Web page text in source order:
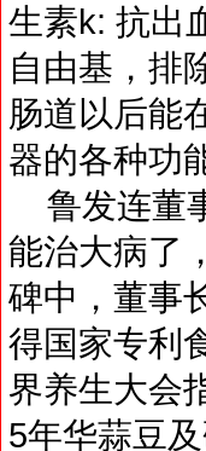
生素k: 抗出
自由基，排
肠道以后能
器的各种功
鲁发连董
能治大病了
碑中，董事
得国家专利
界养生大会
5年华蒜豆